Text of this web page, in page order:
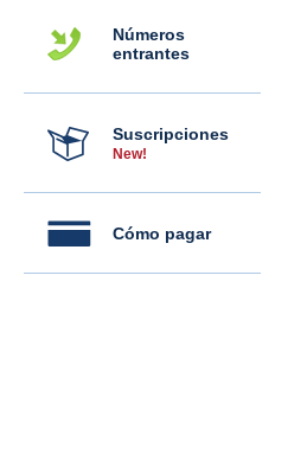
Números
entrantes
Suscripciones
New!
Cómo pagar